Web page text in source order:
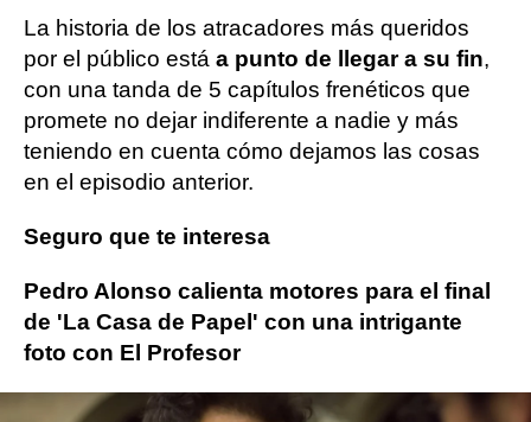
La historia de los atracadores más queridos
por el público está a punto de llegar a su fin,
con una tanda de 5 capítulos frenéticos que
promete no dejar indiferente a nadie y más
teniendo en cuenta cómo dejamos las cosas
en el episodio anterior.
Seguro que te interesa
Pedro Alonso calienta motores para el final
de 'La Casa de Papel' con una intrigante
foto con El Profesor